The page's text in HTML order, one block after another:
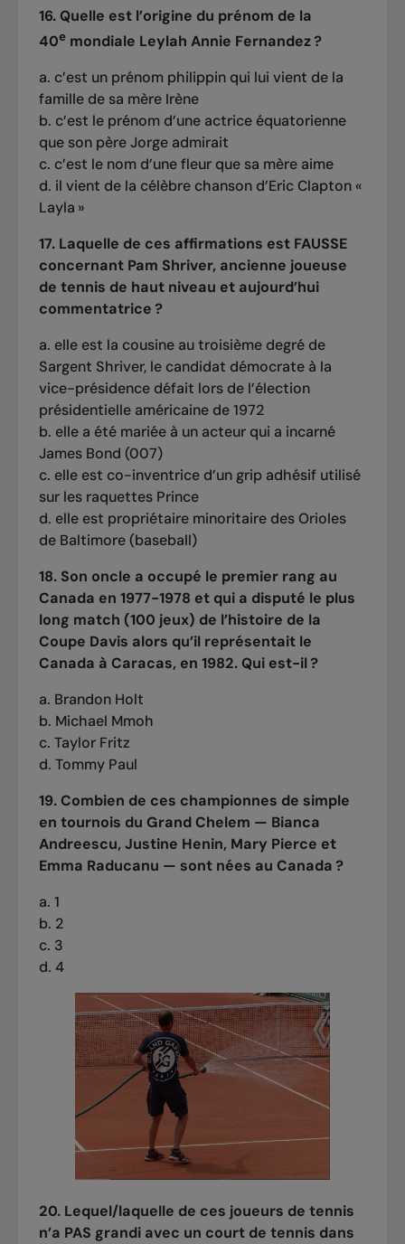
16. Quelle est l’origine du prénom de la
40emondiale Leylah Annie Fernandez ?
a. c’est un prénom philippin qui lui vient de la
famille de sa mère Irène
b. c’est le prénom d’une actrice équatorienne
que son père Jorge admirait
c. c’est le nom d’une fleur que sa mère aime
d. il vient de la célèbre chanson d’Eric Clapton «
Layla »
17. Laquelle de ces affirmations est FAUSSE
concernant Pam Shriver, ancienne joueuse
de tennis de haut niveau et aujourd’hui
commentatrice ?
a. elle est la cousine au troisième degré de
Sargent Shriver, le candidat démocrate à la
vice-présidence défait lors de l’élection
présidentielle américaine de 1972
b. elle a été mariée à un acteur qui a incarné
James Bond (007)
c. elle est co-inventrice d’un grip adhésif utilisé
sur les raquettes Prince
d. elle est propriétaire minoritaire des Orioles
de Baltimore (baseball)
18. Son oncle a occupé le premier rang au
Canada en 1977-1978 et qui a disputé le plus
long match (100 jeux) de l’histoire de la
Coupe Davis alors qu’il représentait le
Canada à Caracas, en 1982. Qui est-il ?
a. Brandon Holt
b. Michael Mmoh
c. Taylor Fritz
d. Tommy Paul
19. Combien de ces championnes de simple
en tournois du Grand Chelem — Bianca
Andreescu, Justine Henin, Mary Pierce et
Emma Raducanu — sont nées au Canada ?
a. 1
b. 2
c. 3
d. 4
20. Lequel/laquelle de ces joueurs de tennis
n’a PAS grandi avec un court de tennis dans